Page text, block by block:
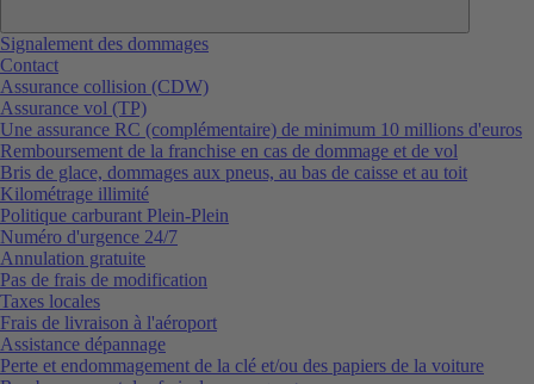
Signalement des dommages
Contact
Assurance collision (CDW)
Assurance vol (TP)
Une assurance RC (complémentaire) de minimum 10 millions d'euros
Remboursement de la franchise en cas de dommage et de vol
Bris de glace, dommages aux pneus, au bas de caisse et au toit
Kilométrage illimité
Politique carburant Plein-Plein
Numéro d'urgence 24/7
Annulation gratuite
Pas de frais de modification
Taxes locales
Frais de livraison à l'aéroport
Assistance dépannage
Perte et endommagement de la clé et/ou des papiers de la voiture